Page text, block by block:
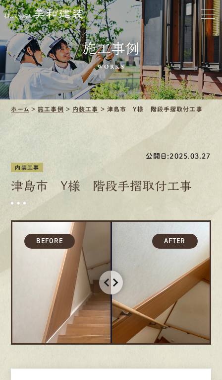
お家をきれいに
会社をきれいに
クリーニング
施工事例
口コミ・レビュー紹介
募集要項
先輩インタビュー
有資格者が、無料建物診断いたします!!
0120-44-2605
施工事例
WORKS
ホーム >施工事例 > 内装工事 > 津島市 Y様 階段手摺取付工事
公開日:2025.03.27
内装工事
津島市 Y様 階段手摺取付工事